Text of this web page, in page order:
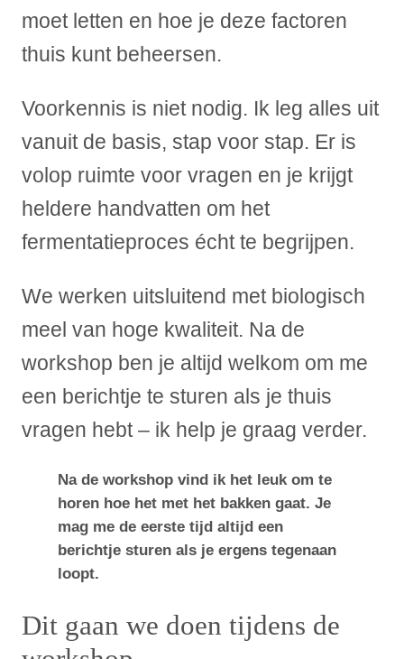
moet letten en hoe je deze factoren
thuis kunt beheersen.
Voorkennis is niet nodig. Ik leg alles uit
vanuit de basis, stap voor stap. Er is
volop ruimte voor vragen en je krijgt
heldere handvatten om het
fermentatieproces écht te begrijpen.
We werken uitsluitend met biologisch
meel van hoge kwaliteit. Na de
workshop ben je altijd welkom om me
een berichtje te sturen als je thuis
vragen hebt – ik help je graag verder.
Na de workshop vind ik het leuk om te
horen hoe het met het bakken gaat. Je
mag me de eerste tijd altijd een
berichtje sturen als je ergens tegenaan
loopt.
Dit gaan we doen tijdens de